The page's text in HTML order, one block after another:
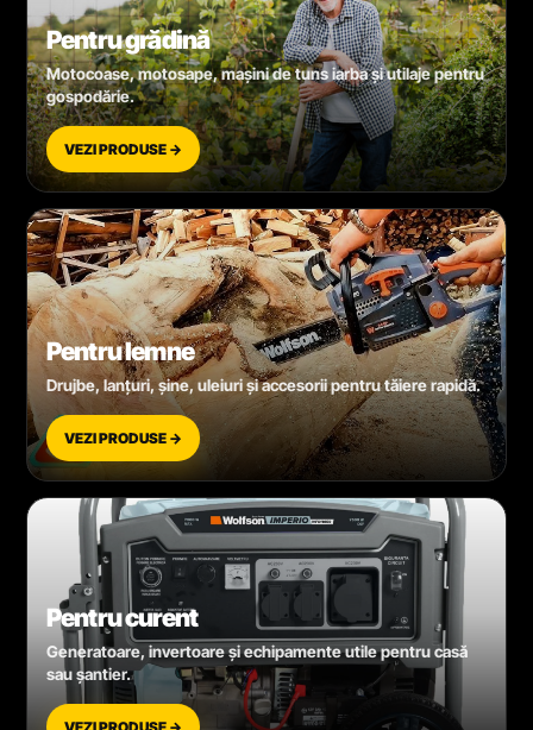
Pentru grădină
Motocoase, motosape, mașini de tuns iarba și utilaje pentru
gospodărie.
VEZI PRODUSE →
Pentru lemne
Drujbe, lanțuri, șine, uleiuri și accesorii pentru tăiere rapidă.
VEZI PRODUSE →
Pentru curent
Generatoare, invertoare și echipamente utile pentru casă
sau șantier.